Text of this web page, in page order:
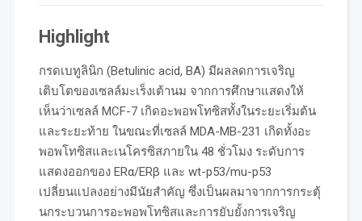
Highlight
กรดเบทูลินิก (Betulinic acid, BA) มีผลลดการเจริญ
เติบโตของเซลล์มะเร็งเต้านม จากการศึกษาแสดงให้
เห็นว่าเซลล์ MCF-7 เกิดอะพอพโทซิสทั้งในระยะเริ่มต้น
และระยะท้าย ในขณะที่เซลล์ MDA-MB-231 เกิดทั้งอะ
พอพโทซิสและเนโครซิสภายใน 48 ชั่วโมง ระดับการ
แสดงออกของ ERα/ERβ และ wt-p53/mu-p53
เปลี่ยนแปลงอย่างมีนัยสำคัญ ซึ่งเป็นผลมาจากการกระตุ้
นกระบวนการอะพอพโทซิสและการยับยั้งการเจริญ